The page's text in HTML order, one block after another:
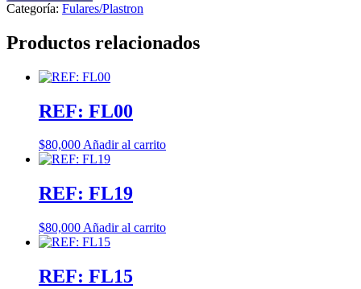
Categoría: Fulares/Plastron
Productos relacionados
REF: FL00
$80,000Añadir al carrito
REF: FL19
$80,000 Añadir al carrito
REF: FL15